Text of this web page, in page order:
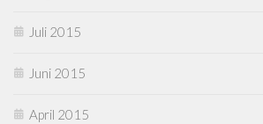
Juli 2015
Juni 2015
April 2015